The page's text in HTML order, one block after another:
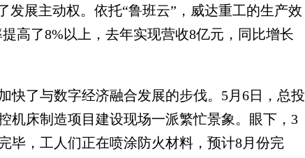
发展主动权。依托“鲁班云”，威达重工的生产效
高了8%以上，去年实现营收8亿元，同比增长
了与数字经济融合发展的步伐。5月6日，总投
机床制造项目建设现场一派繁忙景象。眼下，3
毕，工人们正在喷涂防火材料，预计8月份完